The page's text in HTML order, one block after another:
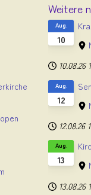
Weitere
10
Aug.
10.08.26
12
Aug.
12.08.26
13
Aug.
13.08.26